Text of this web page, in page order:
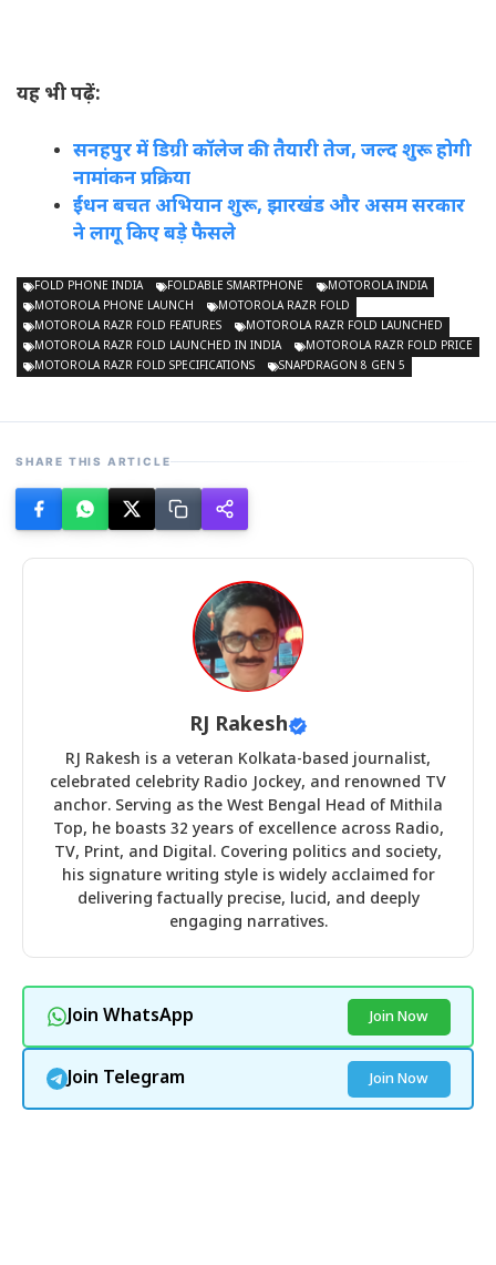
यह भी पढ़ें:
सनहपुर में डिग्री कॉलेज की तैयारी तेज, जल्द शुरू होगी
नामांकन प्रक्रिया
ईंधन बचत अभियान शुरू, झारखंड और असम सरकार
ने लागू किए बड़े फैसले
FOLD PHONE INDIA FOLDABLE SMARTPHONE
MOTOROLA INDIA
MOTOROLA PHONE LAUNCH
MOTOROLA RAZR FOLD
MOTOROLA RAZR FOLD FEATURES
MOTOROLA RAZR FOLD LAUNCHED
MOTOROLA RAZR FOLD LAUNCHED IN INDIA
MOTOROLA RAZR FOLD PRICE
MOTOROLA RAZR FOLD SPECIFICATIONS
SNAPDRAGON 8 GEN 5
SHARE THIS ARTICLE
RJ Rakesh
RJ Rakesh is a veteran Kolkata-based journalist,
celebrated celebrity Radio Jockey, and renowned TV
anchor. Serving as the West Bengal Head of Mithila
Top, he boasts 32 years of excellence across Radio,
TV, Print, and Digital. Covering politics and society,
his signature writing style is widely acclaimed for
delivering factually precise, lucid, and deeply
engaging narratives.
Join WhatsApp Join Now
Join Telegram Join Now